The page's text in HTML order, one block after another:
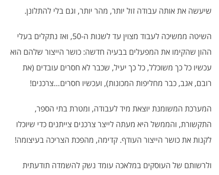
שיעשה את אותה עבודה זול יותר, מהר יותר, וגם בלי להתלונן.
השיטה ממשיכה לעבוד מצוין עד לשנות ה-50, ואז נתקלים בעלי
ההון שהקימו את המפעלים בבעיה חדשה: כושר הייצור שלהם הוא
עכשיו כל כך משוכלל, כל כך יעיל, שכבר לא חסרים עובדים (את
רובם, אגב, כבר מחליפות המכונות), ועכשיו חסרים…צרכנים!
המערכת המשומנת יוצאת מיד לעבודה, ומטרת בתי הספר,
התקשורת, והממשל היא מעתה לייצר צרכנים צייתנים כדי שיוכלו
לקנות את כושר הייצור העודף. קדימה, מהפכת הצריכה בעיצומה!
ולרשותם של העוסקים במלאכה עומד נשק להשמדה תודעתית